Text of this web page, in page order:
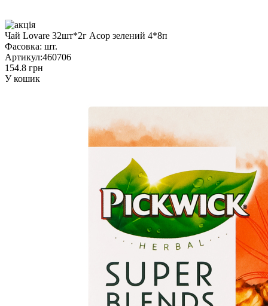
Чай Lovare 32шт*2г Асор зелений 4*8п
Фасовка: шт.
Артикул:460706
154.8 грн
У кошик